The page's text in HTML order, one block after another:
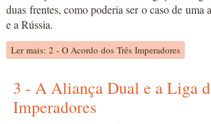
duas frentes, como poderia ser o caso de uma
e a Rússia.
Ler mais: 2 - O Acordo dos Três Imperadores
3 - A Aliança Dual e a Liga
Imperadores